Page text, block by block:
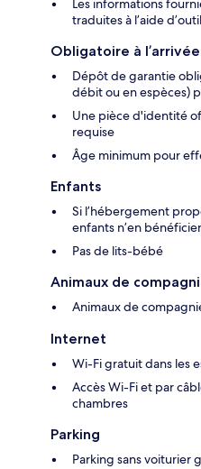
Les informations
traduites à l’aide
Obligatoire à l’arrivée
Dépôt de garantie
débit ou en espèces)
Une pièce d'identité
requise
Âge minimum pour
Enfants
Si l’hébergement
enfants n’en
Pas de lits-bébé
Animaux de
Animaux de
Internet
Wi-Fi gratuit dans les
Accès Wi-Fi et par
chambres
Parking
Parking sans voiturier